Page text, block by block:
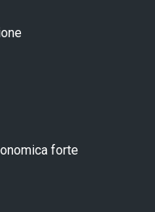
forte